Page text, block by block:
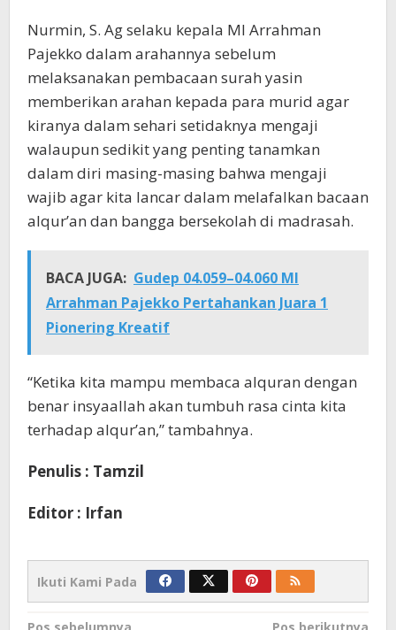
Nurmin, S. Ag selaku kepala MI Arrahman
Pajekko dalam arahannya sebelum
melaksanakan pembacaan surah yasin
memberikan arahan kepada para murid agar
kiranya dalam sehari setidaknya mengaji
walaupun sedikit yang penting tanamkan
dalam diri masing-masing bahwa mengaji
wajib agar kita lancar dalam melafalkan bacaan
alqur’an dan bangga bersekolah di madrasah.
BACA JUGA: Gudep 04.059–04.060 MI
Arrahman Pajekko Pertahankan Juara 1
Pionering Kreatif
“Ketika kita mampu membaca alquran dengan
benar insyaallah akan tumbuh rasa cinta kita
terhadap alqur’an,” tambahnya.
Penulis : Tamzil
Editor : Irfan
Ikuti Kami Pada